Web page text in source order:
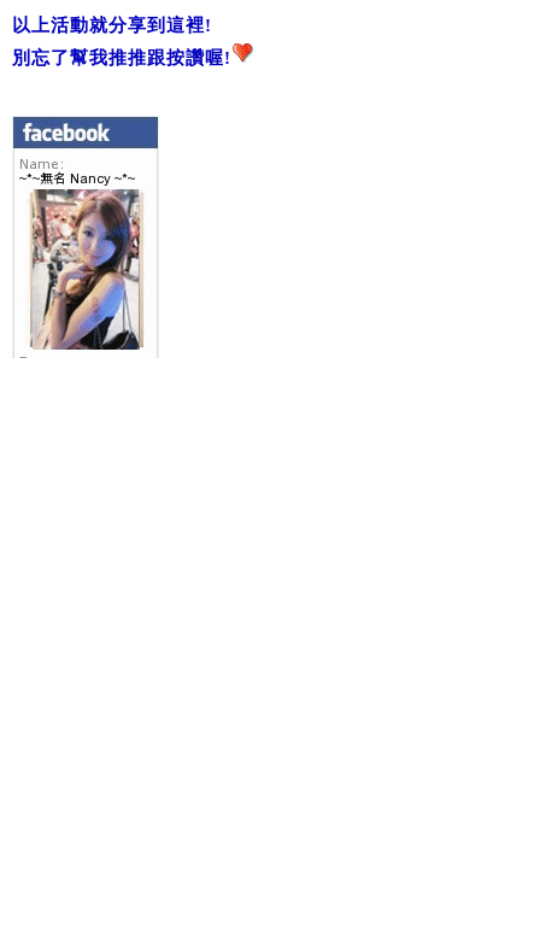
以上活動就分享到這裡!
別忘了幫我推推跟按讚喔!